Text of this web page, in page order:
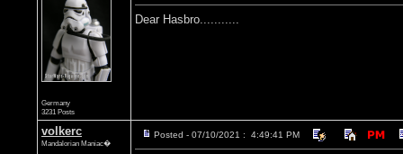
Germany
3231 Posts
Dear Hasbro...........
volkerc
Mandalorian Maniac�
Posted - 07/10/2021 : 4:49:41 PM